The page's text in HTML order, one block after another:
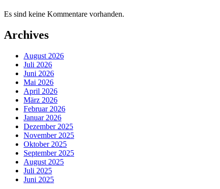
Es sind keine Kommentare vorhanden.
Archives
August 2026
Juli 2026
Juni 2026
Mai 2026
April 2026
März 2026
Februar 2026
Januar 2026
Dezember 2025
November 2025
Oktober 2025
September 2025
August 2025
Juli 2025
Juni 2025